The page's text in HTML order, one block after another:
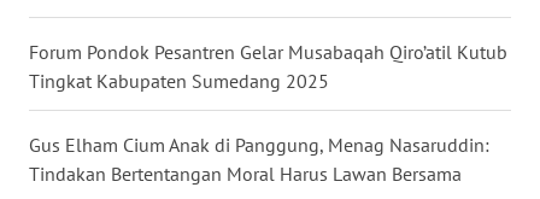
Forum Pondok Pesantren Gelar Musabaqah Qiro’atil Kutub
Tingkat Kabupaten Sumedang 2025
Gus Elham Cium Anak di Panggung, Menag Nasaruddin:
Tindakan Bertentangan Moral Harus Lawan Bersama
JAMBI
WN
WN